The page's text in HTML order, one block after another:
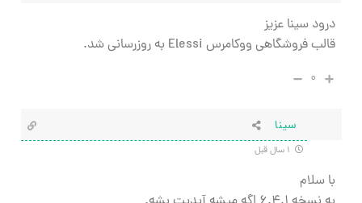
درود سینا عزیز
قالب فروشگاهی ووکامرس Elessi به روزرسانی شد.
۰
سینا
با سلام